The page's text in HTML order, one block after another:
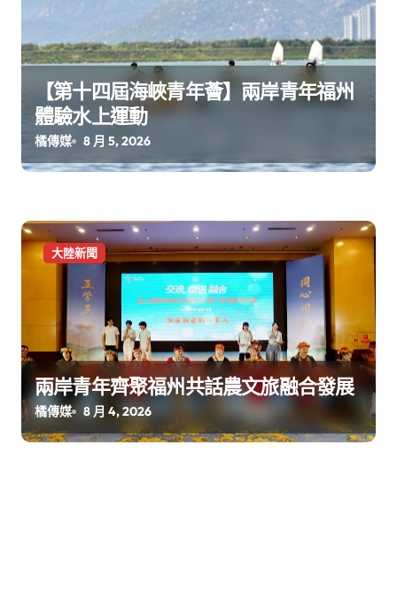
【第十四屆海峽青年薈】兩岸青年福州
體驗水上運動
橘傳媒 8 月 5, 2026
大陸新聞
兩岸青年齊聚福州共話農文旅融合發展
橘傳媒 8 月 4, 2026